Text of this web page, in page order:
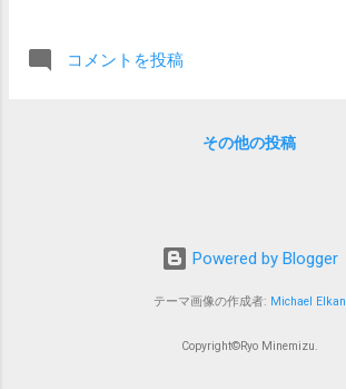
コメントを投稿
その他の投稿
Powered by Blogger
テーマ画像の作成者: Michael Elkan
Copyright©Ryo Minemizu.